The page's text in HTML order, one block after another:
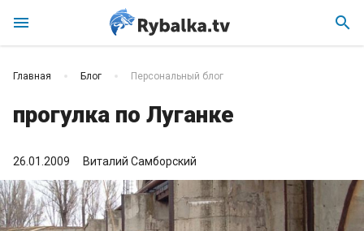
menu search
Главная Блог Персональный блог
прогулка по Луганке
26.01.2009 Виталий Самборский